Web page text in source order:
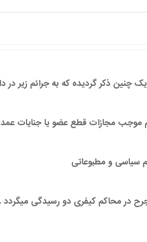
چنین ذکر گردیده که به جرائم زیر
موجب مجازات قطع عضو یا جنایات
سیاسی و مطبوعاتی
در محاکم کیفری دو رسیدگی میگردد .